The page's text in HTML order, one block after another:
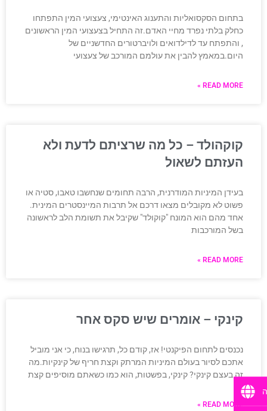
בתחום הסקסואליות והתענוג האינטימי, צעצועי המין התפתחו
כחלק בלתי נפרד מחיי האדם.זה התחיל בצעצועי המין הראשונים
, והתפתח עד לדילדואים ולויברטורים החדשניים של
היום.במאמץ להבין את עולמם המורכב של צעצועי
READ MORE »
קוקהולד – כל מה שרציתם לדעת ולא
העזתם לשאול
בעידן המיניות המודרנית, הרבה תחומים שנחשבו טאבו, סטיה או
פשוט לא מקובלים מצאו דרכם אל תרבות המיינסטרים המינית.
אחד מהם הוא המונח "קוקולד" שקיבל את תשומת הלב לראשונה
בשל המורכבות
READ MORE »
קינקי – אומרים שיש סקס אחר
נכנסים לתחום הפיקנטי! אז, קודם כל, תרגישו בנוח, כי אני מוביל
אתכם לסיור בעולם המיניות המרתק וקצת חריף של קינקיות.מה
זה בעצם קינקי? קינקי, בפשטות, הוא כמו כשאתם מוסיפים קצת
READ MORE »